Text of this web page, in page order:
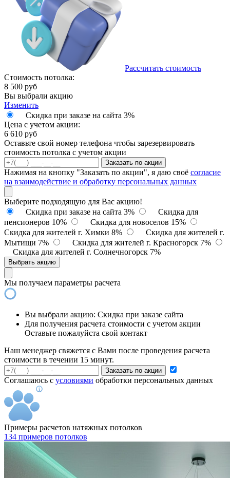
Рассчитать стоимость
Стоимость потолка:
8 500 руб
Вы выбрали акцию
Изменить
Скидка при заказе на сайта 3%
Цена с учетом акции:
6 610 руб
Оставьте свой номер телефона чтобы зарезервировать
стоимость потолка с учетом акции
Заказать по акции
Нажимая на кнопку "Заказать по акции", я даю своё согласие
на взаимодействие и обработку персональных данных
Выберите подходящую для Вас акцию!
Скидка при заказе на сайта 3%
Скидка для
пенсионеров 10%
Скидка для новоселов 15%
Скидка для жителей г. Химки 8%
Скидка для жителей г.
Мытищи 7%
Скидка для жителей г. Красногорск 7%
Скидка для жителей г. Солнечногорск 7%
Выбрать акцию
Мы получаем параметры расчета
Вы выбрали акцию: Скидка при заказе сайта
Для получения расчета стоимости с учетом акции
Оставьте пожалуйста свой контакт
Наш менеджер свяжется с Вами после проведения расчета
стоимости в течении 15 минут.
Заказать по акции
Соглашаюсь с условиями обработки персональных данных
Примеры расчетов натяжных потолков
134 примеров потолков